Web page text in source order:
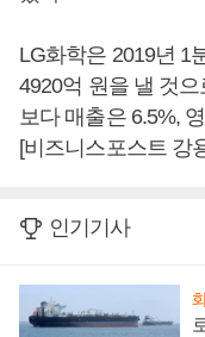
LG화학은 2019년 1
4920억 원을 낼 것
보다 매출은 6.5%,
[비즈니스포스트 강
인기기사